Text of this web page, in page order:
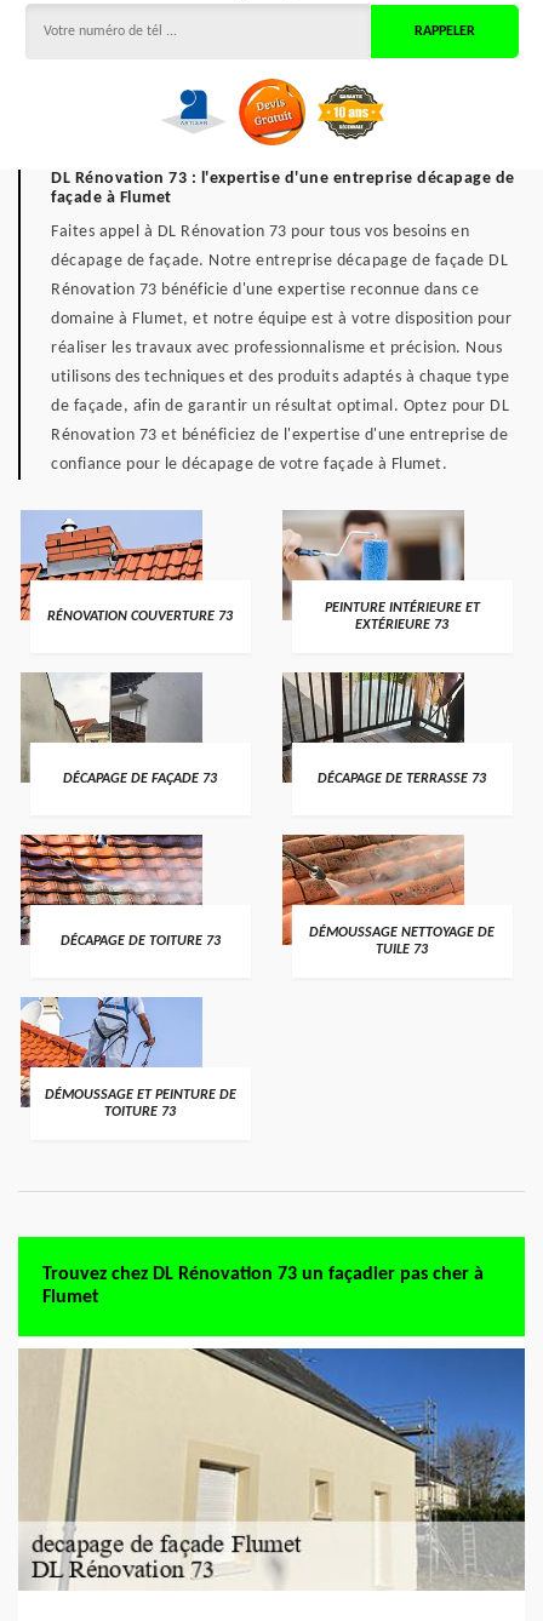
DL Rénovation 73 : l'expertise d'une entreprise décapage de
façade à Flumet
Faites appel à DL Rénovation 73 pour tous vos besoins en
décapage de façade. Notre entreprise décapage de façade DL
Rénovation 73 bénéficie d'une expertise reconnue dans ce
domaine à Flumet, et notre équipe est à votre disposition pour
réaliser les travaux avec professionnalisme et précision. Nous
utilisons des techniques et des produits adaptés à chaque type
de façade, afin de garantir un résultat optimal. Optez pour DL
Rénovation 73 et bénéficiez de l'expertise d'une entreprise de
confiance pour le décapage de votre façade à Flumet.
RÉNOVATION COUVERTURE 73
PEINTURE INTÉRIEURE ET
EXTÉRIEURE 73
DÉCAPAGE DE FAÇADE 73 DÉCAPAGE DE TERRASSE 73
DÉCAPAGE DE TOITURE 73
DÉMOUSSAGE NETTOYAGE DE
TUILE 73
DÉMOUSSAGE ET PEINTURE DE
TOITURE 73
Trouvez chez DL Rénovation 73 un façadier pas cher à
Flumet